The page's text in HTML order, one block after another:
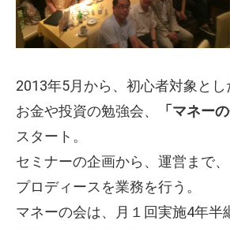
2013年5月から、初心者対象とし
お金や投資の勉強会、
「マネーの
スタート。
セミナーの企画から、運営まで、
プロディースを業務を行う。
マネーの会は、月１回実施4年半